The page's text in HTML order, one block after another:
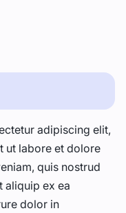
adipiscing elit,
ut labore et dolore
quis nostrud
aliquip ex ea
dolor in